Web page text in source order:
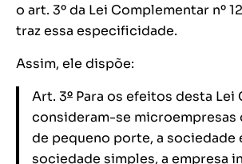
o art. 3º da Lei Complementar nº
traz essa especificidade.
Assim, ele dispõe:
Art. 3º Para os efeitos desta Lei
consideram-se microempresas
de pequeno porte, a sociedade
sociedade simples, a empresa